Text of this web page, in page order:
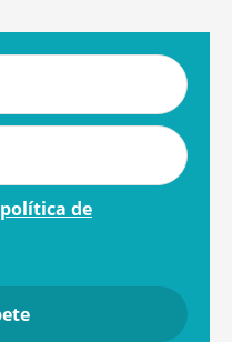
política de